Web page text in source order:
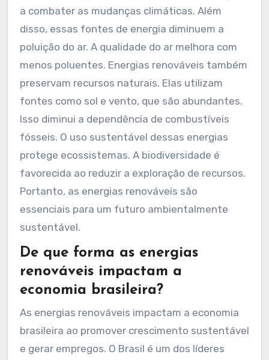
a combater as mudanças climáticas. Além
disso, essas fontes de energia diminuem a
poluição do ar. A qualidade do ar melhora com
menos poluentes. Energias renováveis também
preservam recursos naturais. Elas utilizam
fontes como sol e vento, que são abundantes.
Isso diminui a dependência de combustíveis
fósseis. O uso sustentável dessas energias
protege ecossistemas. A biodiversidade é
favorecida ao reduzir a exploração de recursos.
Portanto, as energias renováveis são
essenciais para um futuro ambientalmente
sustentável.
De que forma as energias
renováveis impactam a
economia brasileira?
As energias renováveis impactam a economia
brasileira ao promover crescimento sustentável
e gerar empregos. O Brasil é um dos líderes